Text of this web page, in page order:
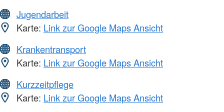
Jugendarbeit
Karte: Link zur Google Maps Ansicht
Krankentransport
Karte: Link zur Google Maps Ansicht
Kurzzeitpflege
Karte: Link zur Google Maps Ansicht